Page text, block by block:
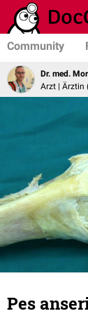
Community
Dr. med.
Arzt | Ärztin
Pes